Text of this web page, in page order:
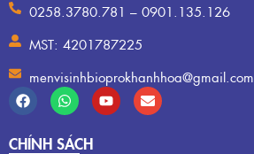
0258.3780.781 – 0901.135.126
MST: 4201787225
menvisinhbioprokhanhhoa@gmail.com
CHÍNH SÁCH